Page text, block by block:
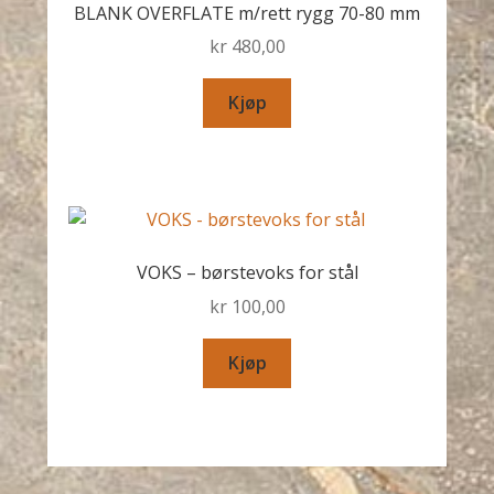
BLANK OVERFLATE m/rett rygg 70-80 mm
kr480,00
Kjøp
VOKS – børstevoks for stål
kr100,00
Kjøp